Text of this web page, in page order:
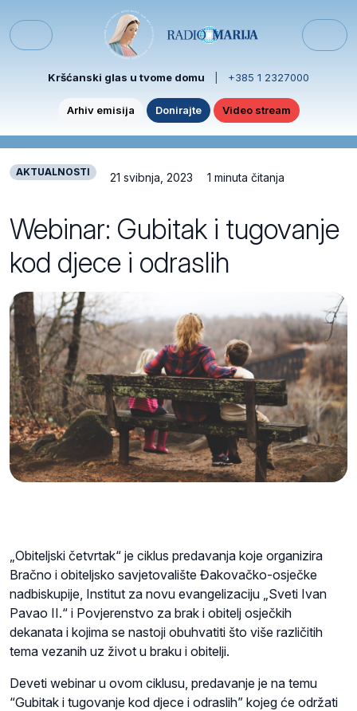
Menu
Kršćanski glas u tvome domu +385 1 2327000
Arhiv emisija Donirajte Video stream
AKTUALNOSTI 21 svibnja, 2023 1 minuta čitanja
Webinar: Gubitak i tugovanje
kod djece i odraslih
„Obiteljski četvrtak“ je ciklus predavanja koje organizira
Bračno i obiteljsko savjetovalište Đakovačko-osječke
nadbiskupije, Institut za novu evangelizaciju „Sveti Ivan
Pavao II.“ i Povjerenstvo za brak i obitelj osječkih
dekanata i kojima se nastoji obuhvatiti što više različitih
tema vezanih uz život u braku i obitelji.
Deveti webinar u ovom ciklusu, predavanje je na temu
“Gubitak i tugovanje kod djece i odraslih” kojeg će održati